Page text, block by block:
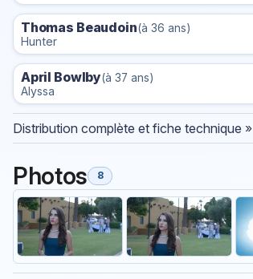
Thomas Beaudoin(à 36 ans)
Hunter
April Bowlby(à 37 ans)
Alyssa
Distribution complète et fiche technique »
Photos 8